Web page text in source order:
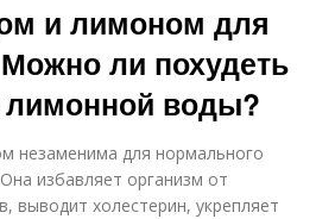
и лимоном для
ли похудеть
воды?
незаменима для нормального
избавляет организм от
выводит холестерин, укрепляет